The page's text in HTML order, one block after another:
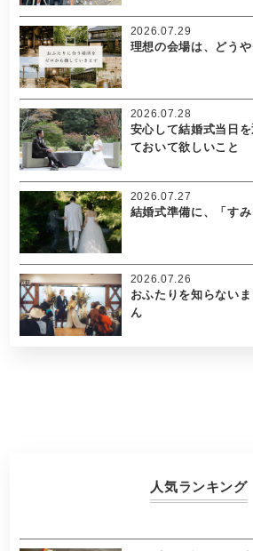
理想の会場は、どう
2026.07.29
安心して結婚式当日
ておいて欲しいこと
2026.07.28
結婚式準備に、「す
2026.07.27
おふたりを知らない
ん
2026.07.26
人気ランキング